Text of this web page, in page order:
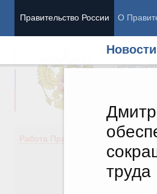
Правительство России О
Новости
труда
Вице-
Работа Правительства